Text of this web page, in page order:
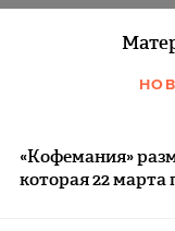
«Кофемания»
которая 22